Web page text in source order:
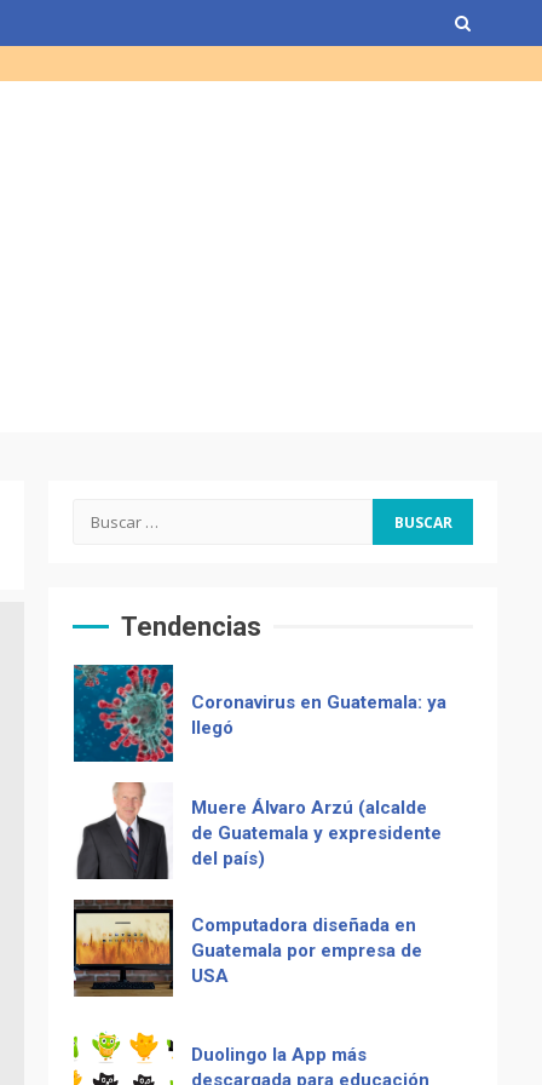
Buscar:
Tendencias
Guatemala por empresa de
Zompopos de Mayo en
del país)
USA
Recetas del fiambre